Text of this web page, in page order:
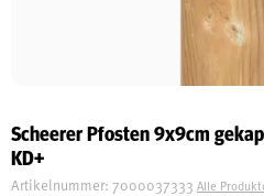
Garten
Scheerer Pfosten 9x9cm
KD+
Artikelnummer: 7000037333 Alle